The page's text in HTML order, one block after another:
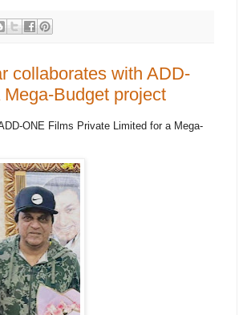
collaborates with ADD-
Budget project
ONE Films Private Limited for a Mega-